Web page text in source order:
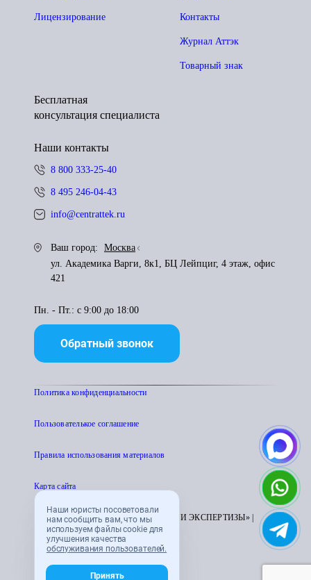
Наши юристы посоветовали
нам сообщить вам, что мы
используем файлы cookie для
улучшения качества
обслуживания пользователей.
Принять
Контакты
Журнал Аттэк
Товарный знак
Лицензирование
Бесплатная
консультация специалиста
Наши контакты
8 800 333-25-40
8 495 246-04-43
info@centrattek.ru
Ваш город:
Москва
ул. Академика Варги, 8к1, БЦ Лейпциг, 4 этаж, офис
421
Пн. - Пт.: с 9:00 до 18:00
Обратный звонок
Политика конфиденциальности
Пользователькое соглашение
Правила использования материалов
Карта сайта
© 1995 - 2026 «ЦЕНТР АТТЕСТАЦИИ И ЭКСПЕРТИЗЫ» |
CENTRATTEK.RU